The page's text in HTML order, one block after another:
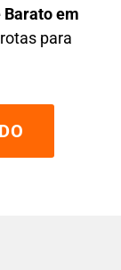
Baratoem
para